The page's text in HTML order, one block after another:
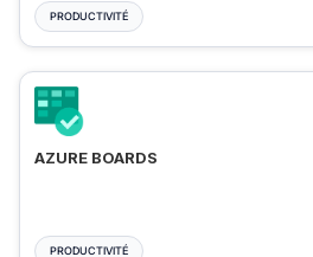
PRODUCTIVITÉ
AZURE BOARDS
PRODUCTIVITÉ